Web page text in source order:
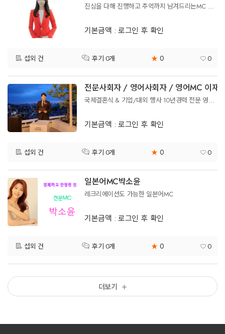
진심을 다해 진행하고 추억까지 남겨드리는MC Avery입니다^^
기본금액 : 로그인 후 확인
섭외 건 후기 0개 ★ 0 0
전문사회자 / 영어사회자 / 영어MC 이재
국제결혼식 & 기업/대외 행사 10년경력 전문 영어사회자 / 영어MC / 영어아나운서
기본금액 : 로그인 후 확인
섭외 건 후기 0개 ★ 0 0
일본어MC박소윤
레크리에이션도 가능한 일본어MC
기본금액 : 로그인 후 확인
섭외 건 후기 0개 ★ 0 0
더보기